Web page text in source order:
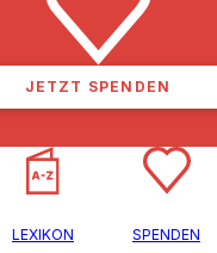
JETZT SPENDEN
LEXIKON SPENDEN